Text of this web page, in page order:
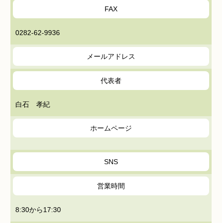
FAX
0282-62-9936
メールアドレス
代表者
白石 孝紀
ホームページ
SNS
営業時間
8:30から17:30